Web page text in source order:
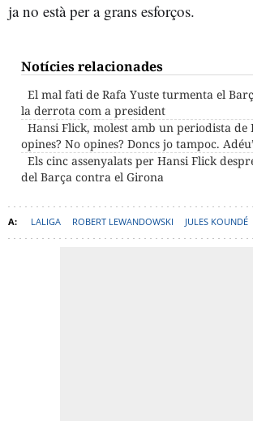
ja no està per a grans esforços.
Notícies relacionades
El mal fati de Rafa Yuste turmenta el
la derrota com a president
Hansi Flick, molest amb un periodista de
opines? No opines? Doncs jo tampoc.
Els cinc assenyalats per Hansi Flick
del Barça contra el Girona
LALIGA ROBERT LEWANDOWSKI JULES KOUNDÉ